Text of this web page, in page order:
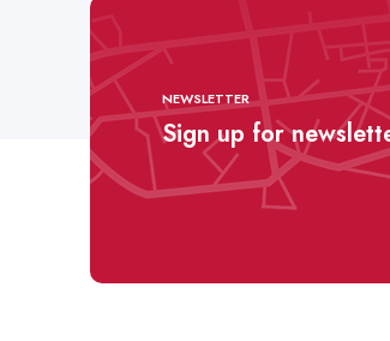
NEWSLETTER
Sign up for